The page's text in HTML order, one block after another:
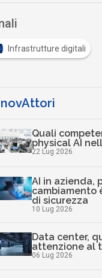
Infrastrutture digitali
Quali
physical AI
22 Lug 2026
AI in azienda,
cambiamento
di sicurezza
10 Lug 2026
Data center,
attenzione al
06 Lug 2026